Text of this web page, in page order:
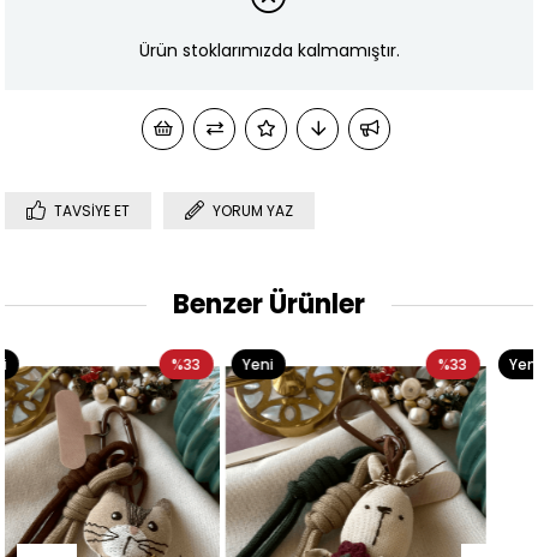
Ürün stoklarımızda kalmamıştır.
TAVSIYE ET YORUM YAZ
Benzer Ürünler
%33
Yeni
Ürün
Yeni
Ürün